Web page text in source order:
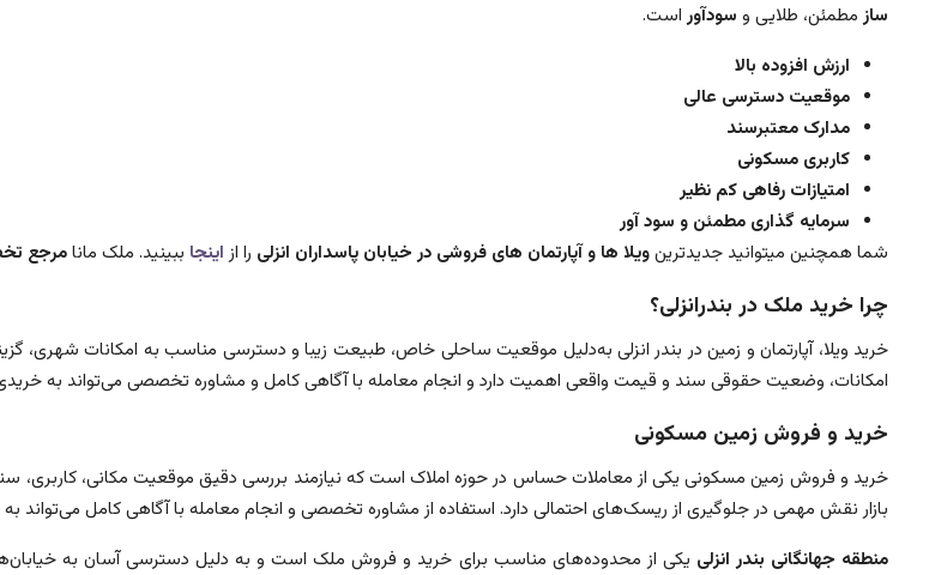
سازمطمئن، طلایی و سودآوراست.
ارزش افزوده بالا
موقعیت دسترسی عالی
مدارک معتبرسند
کاربری مسکونی
امتیازات رفاهی کم نظیر
سرمایه گذاری مطمئن و سود آور
شما همچنین میتوانید جدیدترینویلا ها و آپارتمان های فروشی در خیابان پاسداران انزلی را ازاینجا ببینید. ملک مانامرجع
چرا خرید ملک در بندرانزلی؟
خرید ویلا، آپارتمان و زمین در بندر انزلی به‌دلیل موقعیت ساحلی خاص، طبیعت زیبا و دسترسی مناسب به امکانات
امکانات، وضعیت حقوقی سند و قیمت واقعی اهمیت دارد و انجام معامله با آگاهی کامل و مشاوره تخصصی می‌تواند به
خرید و فروش زمین مسکونی
خرید و فروش زمین مسکونی یکی از معاملات حساس در حوزه املاک است که نیازمند بررسی دقیق موقعیت مکانی،
بازار نقش مهمی در جلوگیری از ریسک‌های احتمالی دارد. استفاده از مشاوره تخصصی و انجام معامله با آگاهی کامل
منطقه جهانگانی بندر انزلی یکی از محدوده‌های مناسب برای خرید و فروش ملک است و به دلیل دسترسی آسان به